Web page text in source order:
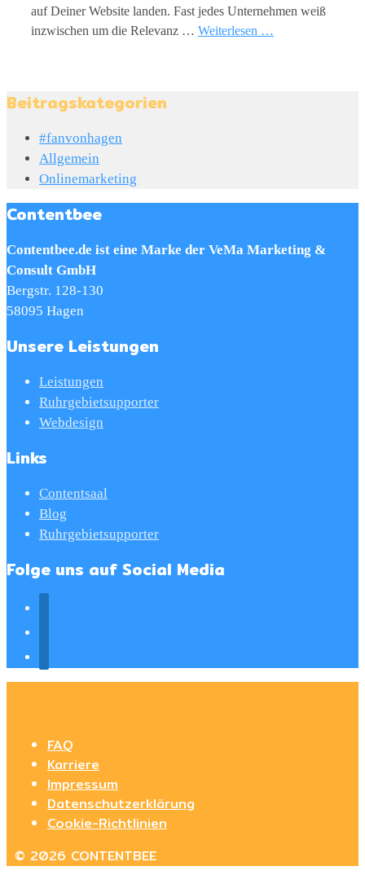
auf Deiner Website landen. Fast jedes Unternehmen weiß
inzwischen um die Relevanz … Weiterlesen …
Beitragskategorien
#fanvonhagen
Allgemein
Onlinemarketing
Contentbee
Contentbee.de ist eine Marke der VeMa Marketing &
Consult GmbH
Bergstr. 128-130
58095 Hagen
Unsere Leistungen
Leistungen
Ruhrgebietsupporter
Webdesign
Links
Contentsaal
Blog
Ruhrgebietsupporter
Folge uns auf Social Media
FAQ
Karriere
Impressum
Datenschutzerklärung
Cookie-Richtlinien
© 2026 CONTENTBEE